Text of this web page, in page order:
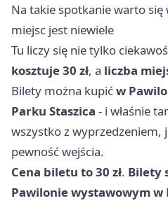
Na takie spotkanie warto
miejsc jest niewiele
Tu liczy się nie tylko
kosztuje 30 zł, a liczba
Bilety można kupićw
Parku Staszica - i właśnie
wszystko z wyprzedzeniem,
pewność wejścia.
Cena biletu to 30 zł. Bilety
Pawilonie wystawowym w